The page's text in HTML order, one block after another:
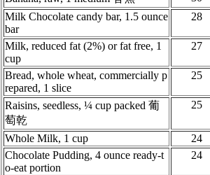
Milk Chocolate candy bar, 1.5 ounce
bar
28
Milk, reduced fat (2%) or fat free, 1
cup
27
Bread, whole wheat, commercially p
repared, 1 slice
25
Raisins, seedless, ¼ cup packed 葡
萄乾
25
Whole Milk, 1 cup 24
Chocolate Pudding, 4 ounce ready-t
o-eat portion
24